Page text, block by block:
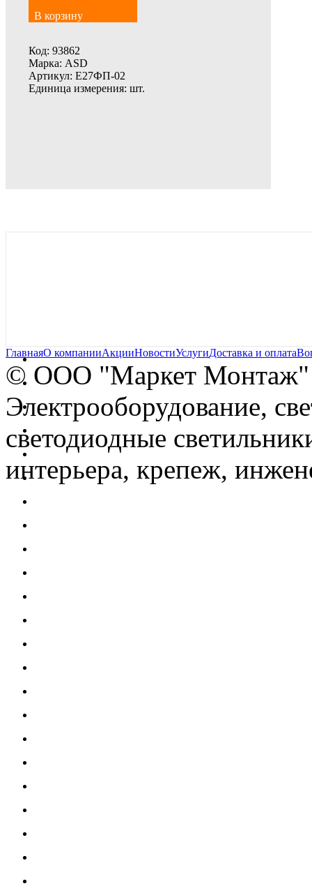
В корзину
Код: 93862
Марка: ASD
Артикул: Е27ФП-02
Единица измерения: шт.
ГлавнаяО компанииАкцииНовостиУслугиДоставка и оплата
© OOO "Маркет Монтаж"
Электрооборудование,
светодиодные
интерьера, крепеж,